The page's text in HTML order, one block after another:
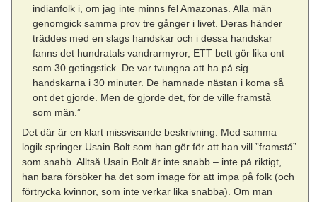
indianfolk i, om jag inte minns fel Amazonas. Alla män
genomgick samma prov tre gånger i livet. Deras händer
träddes med en slags handskar och i dessa handskar
fanns det hundratals vandrarmyror, ETT bett gör lika ont
som 30 getingstick. De var tvungna att ha på sig
handskarna i 30 minuter. De hamnade nästan i koma så
ont det gjorde. Men de gjorde det, för de ville framstå
som män.”
Det där är en klart missvisande beskrivning. Med samma
logik springer Usain Bolt som han gör för att han vill ”framstå”
som snabb. Alltså Usain Bolt är inte snabb – inte på riktigt,
han bara försöker ha det som image för att impa på folk (och
förtrycka kvinnor, som inte verkar lika snabba). Om man